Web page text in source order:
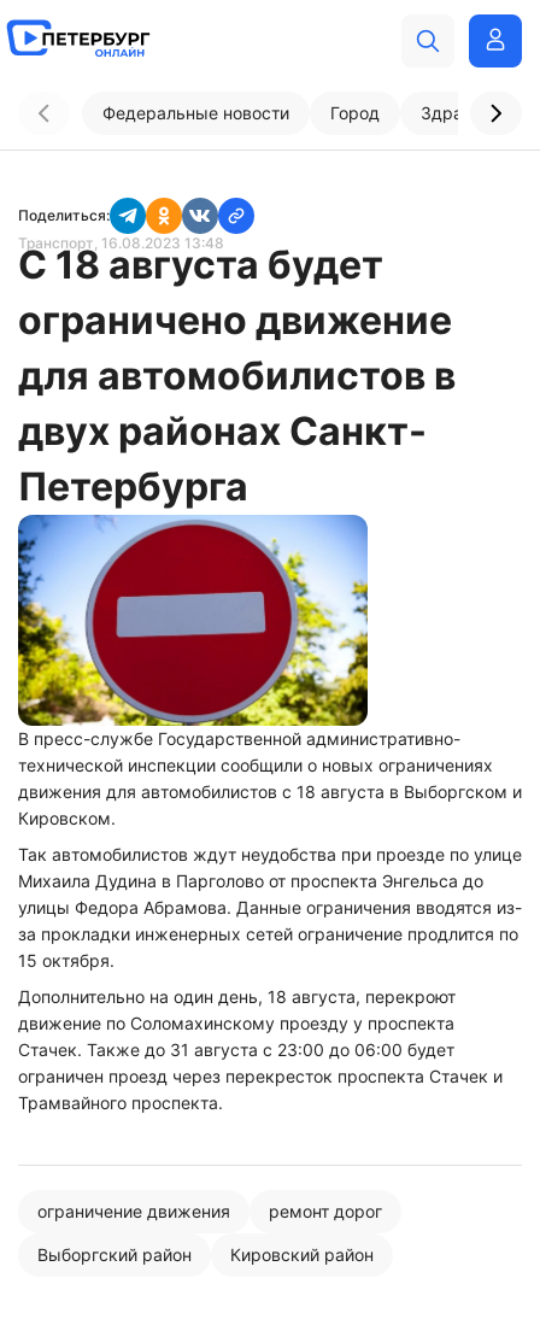
Федеральные новости Город
Поделиться:
Транспорт, 16.08.2023 13:48
С 18 августа будет
ограничено движение
для автомобилистов в
двух районах Санкт-
Петербурга
В пресс-службе Государственной административно-
технической инспекции сообщили о новых ограничениях
движения для автомобилистов с 18 августа в Выборгском и
Кировском.
Так автомобилистов ждут неудобства при проезде по улице
Михаила Дудина в Парголово от проспекта Энгельса до
улицы Федора Абрамова. Данные ограничения вводятся из-
за прокладки инженерных сетей ограничение продлится по
15 октября.
Дополнительно на один день, 18 августа, перекроют
движение по Соломахинскому проезду у проспекта
Стачек. Также до 31 августа с 23:00 до 06:00 будет
ограничен проезд через перекресток проспекта Стачек и
Трамвайного проспекта.
ограничение движения ремонт дорог
Выборгский район Кировский район